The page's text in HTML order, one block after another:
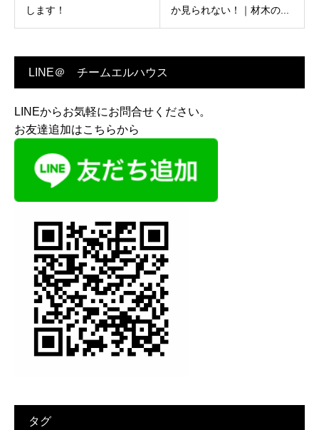
します！
か見られない！｜材木の...
LINE＠ チームエルハウス
LINEからお気軽にお問合せください。
お友達追加はこちらから
タグ